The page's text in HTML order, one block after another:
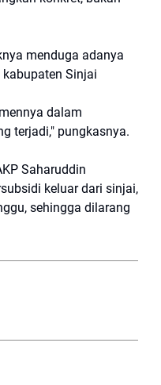
menduga adanya
Sinjai
dalam
terjadi," pungkasnya.
Saharuddin
keluar dari sinjai,
sehingga dilarang